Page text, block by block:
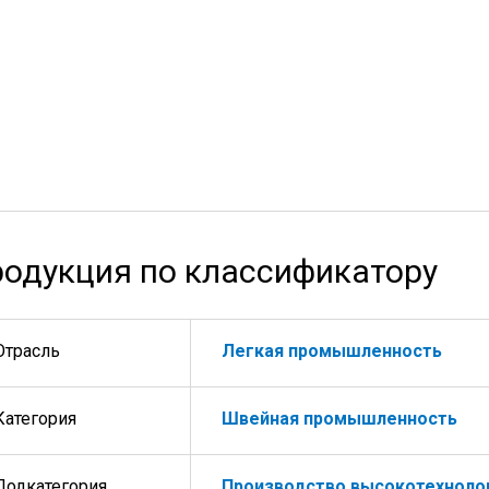
по классификатору
Легкая промышленность
Швейная промышленность